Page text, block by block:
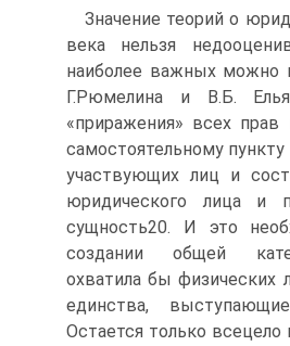
Значение теорий о
века нельзя
наиболее важных можно
Г.Рюмелина и В.Б.
«приражения» всех прав
самостоятельному
участвующих лиц и
юридического лица и
сущность20. И это
создании общей
охватила бы физических
единства,
Остается только всецело